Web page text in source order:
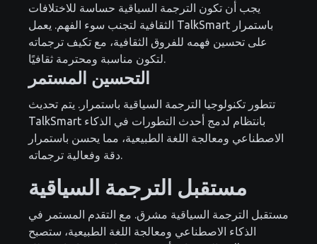
يجب أن تكون الترجمة السياقية حساسة للاختلافات
الثقافية لتجنب سوء الفهم. يعمل TalkSmart باستمرار
على تحسين فهمه للفروق الثقافية، مع تكيف ترجماته
التحسين المستمر
تتطور تكنولوجيا الترجمة السياقية باستمرار. يتم تحديث
TalkSmart بانتظام لدمج أحدث التطورات في الذكاء
الاصطناعي ومعالجة اللغة الطبيعية، مما يحسن باستمرار
مستقبل الترجمة السياقية
مستقبل الترجمة السياقية مشرق. مع التقدم المستمر في
الذكاء الاصطناعي ومعالجة اللغة الطبيعية، ستصبح